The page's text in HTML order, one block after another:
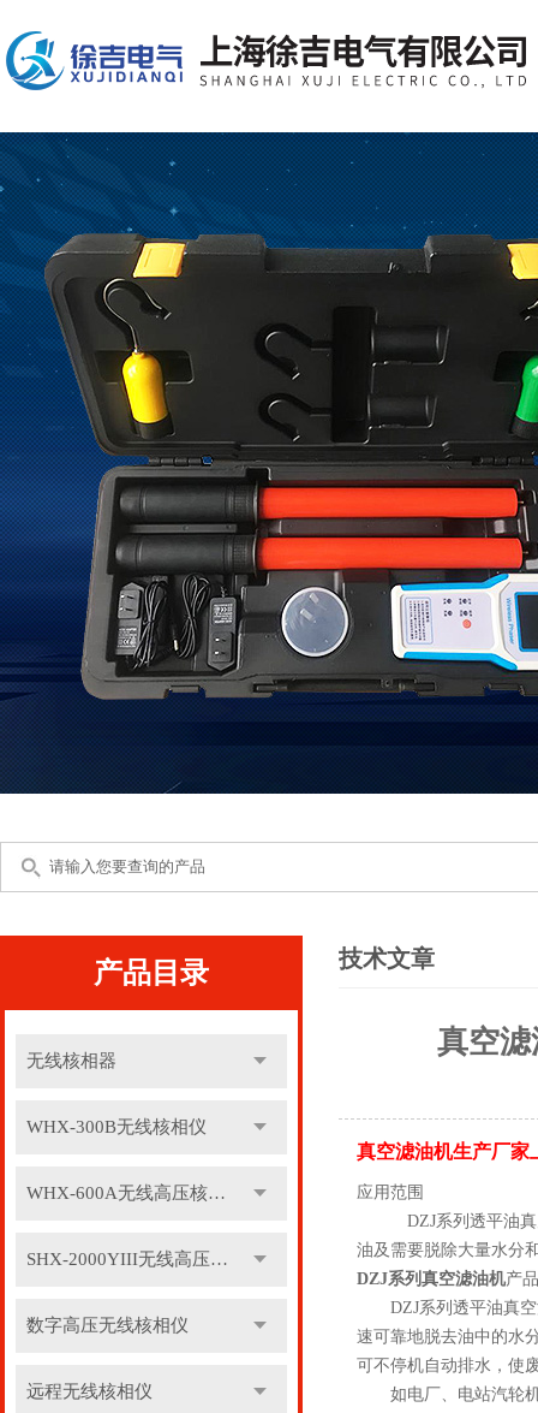
产品目录
无线核相器
WHX-300B无线核相仪
WHX-600A无线高压核相仪
SHX-2000YIII无线高压核相仪
数字高压无线核相仪
远程无线核相仪
技术文章
真空
真空滤油机生产厂家
应用范围
DZJ系列透平油真空
油及需要脱除大量水分
DZJ系列真空滤油机产
DZJ系列透平油真空
速可靠地脱去油中的水
可不停机自动排水，使
如电厂、电站汽轮机